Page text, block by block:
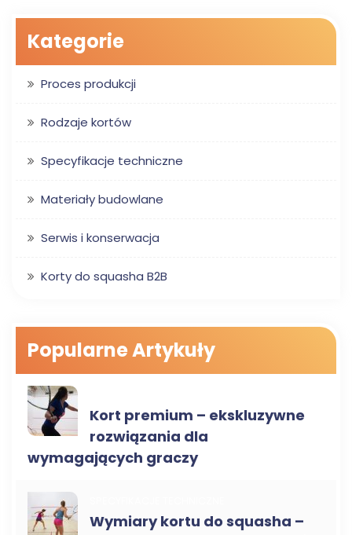
Kategorie
Proces produkcji
Rodzaje kortów
Specyfikacje techniczne
Materiały budowlane
Serwis i konserwacja
Korty do squasha B2B
Popularne Artykuły
Kort premium – ekskluzywne
rozwiązania dla
wymagających graczy
Wymiary kortu do squasha –